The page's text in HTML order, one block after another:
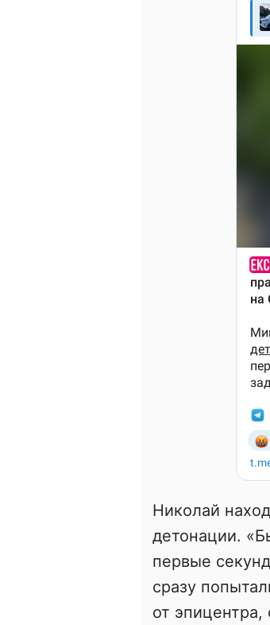
Николай
детонации.
первые
сразу
от